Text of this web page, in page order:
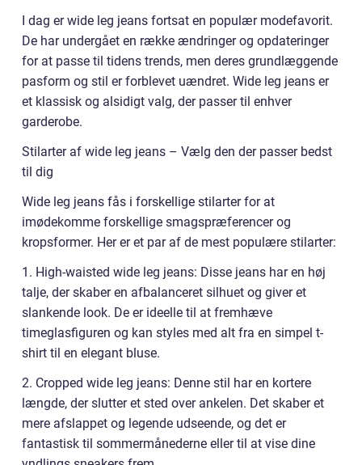
I dag er wide leg jeans fortsat en populær modefavorit.
De har undergået en række ændringer og opdateringer
for at passe til tidens trends, men deres grundlæggende
pasform og stil er forblevet uændret. Wide leg jeans er
et klassisk og alsidigt valg, der passer til enhver
garderobe.
Stilarter af wide leg jeans – Vælg den der passer bedst
til dig
Wide leg jeans fås i forskellige stilarter for at
imødekomme forskellige smagspræferencer og
kropsformer. Her er et par af de mest populære stilarter:
1. High-waisted wide leg jeans: Disse jeans har en høj
talje, der skaber en afbalanceret silhuet og giver et
slankende look. De er ideelle til at fremhæve
timeglasfiguren og kan styles med alt fra en simpel t-
shirt til en elegant bluse.
2. Cropped wide leg jeans: Denne stil har en kortere
længde, der slutter et sted over ankelen. Det skaber et
mere afslappet og legende udseende, og det er
fantastisk til sommermånederne eller til at vise dine